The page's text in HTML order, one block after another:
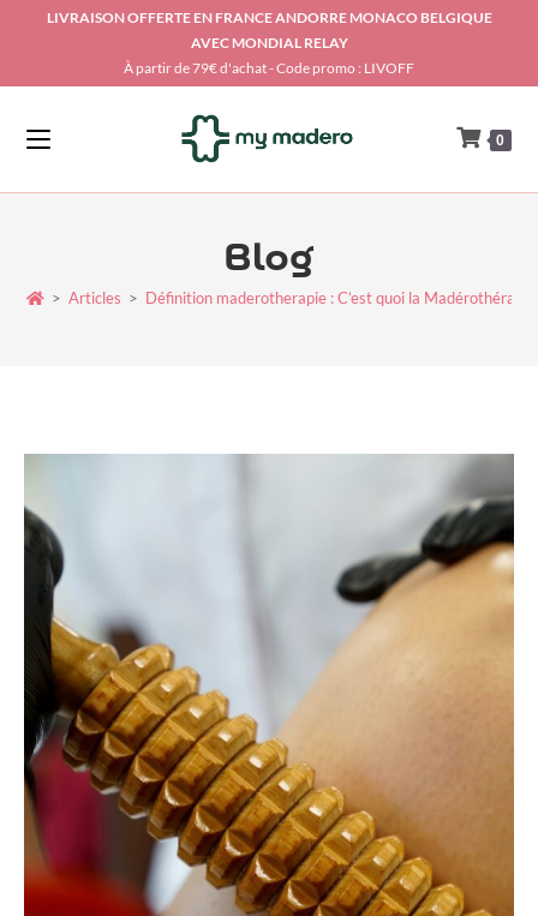
LIVRAISON OFFERTE EN FRANCE ANDORRE MONACO BELGIQUE
AVEC MONDIAL RELAY
À partir de 79€ d'achat - Code promo : LIVOFF
0
Blog
> Articles > Définition maderotherapie : C’est quoi la Madérothérapie